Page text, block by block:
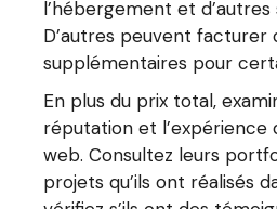
l’hébergement et
D’autres peuvent facturer
supplémentaires pour
En plus du prix total,
réputation et l’expérience
web. Consultez leurs
projets qu’ils ont réalisés